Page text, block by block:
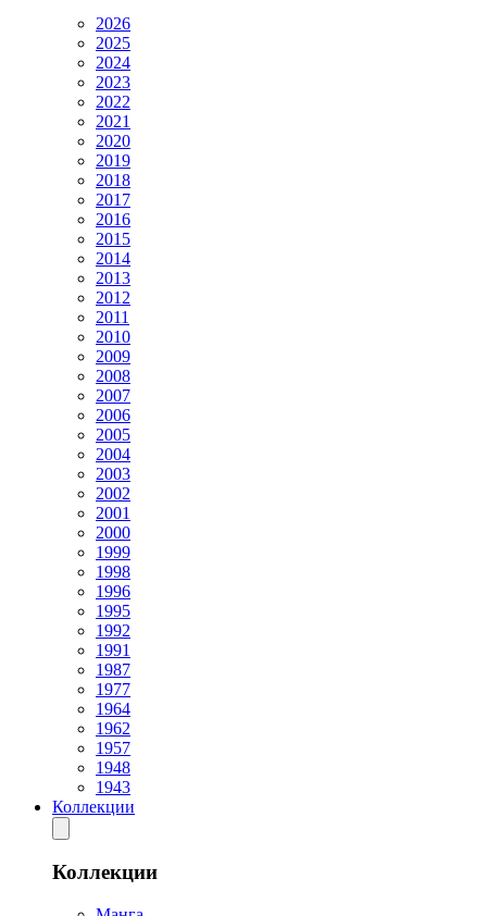
2026
2025
2024
2023
2022
2021
2020
2019
2018
2017
2016
2015
2014
2013
2012
2011
2010
2009
2008
2007
2006
2005
2004
2003
2002
2001
2000
1999
1998
1996
1995
1992
1991
1987
1977
1964
1962
1957
1948
1943
Коллекции
Коллекции